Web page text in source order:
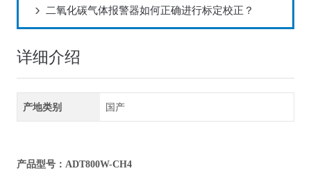
二氧化碳气体报警器如何正确进行标定校正？
详细介绍
产地类别 国产
产品型号：ADT800W-CH4